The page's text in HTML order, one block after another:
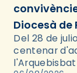
Diocesà
Del 28 de
centenar